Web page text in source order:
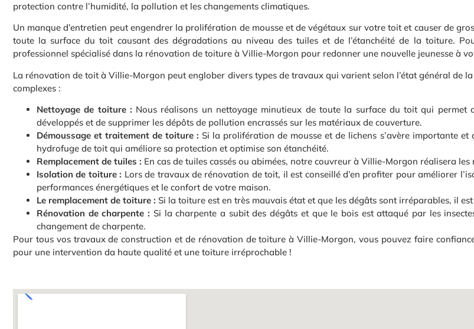
protection contre l’humidité, la pollution et les changements climatiques.
Un manque d’entretien peut engendrer la prolifération de mousse et de végétaux sur votre toit et causer de
toute la surface du toit causant des dégradations au niveau des tuiles et de l’étanchéité de la toiture.
professionnel spécialisé dans la rénovation de toiture à Villie-Morgon pour redonner une nouvelle jeunesse à
La rénovation de toit à Villie-Morgon peut englober divers types de travaux qui varient selon l’état général de
complexes :
Nettoyage de toiture : Nous réalisons un nettoyage minutieux de toute la surface du toit qui permet
développés et de supprimer les dépôts de pollution encrassés sur les matériaux de couverture.
Démoussage et traitement de toiture :Si la prolifération de mousse et de lichens s’avère importante
hydrofuge de toit qui améliore sa protection et optimise son étanchéité.
Remplacement de tuiles : En cas de tuiles cassés ou abimées, notre couvreur à Villie-Morgon réalisera les
Isolation de toiture : Lors de travaux de rénovation de toit, il est conseillé d’en profiter pour améliorer
performances énergétiques et le confort de votre maison.
Le remplacement de toiture : Si la toiture est en très mauvais état et que les dégâts sont irréparables, il
Rénovation de charpente : Si la charpente a subit des dégâts et que le bois est attaqué par les
changement de charpente.
Pour tous vos travaux de construction et de rénovation de toiture à Villie-Morgon, vous pouvez faire
pour une intervention da haute qualité et une toiture irréprochable !